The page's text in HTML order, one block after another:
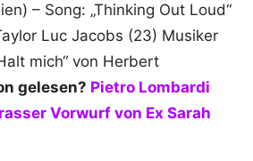
– Song: „Thinking Out Loud“
Luc Jacobs (23) Musiker
mich“ von Herbert
gelesen? Pietro Lombardi
Vorwurf von Ex Sarah